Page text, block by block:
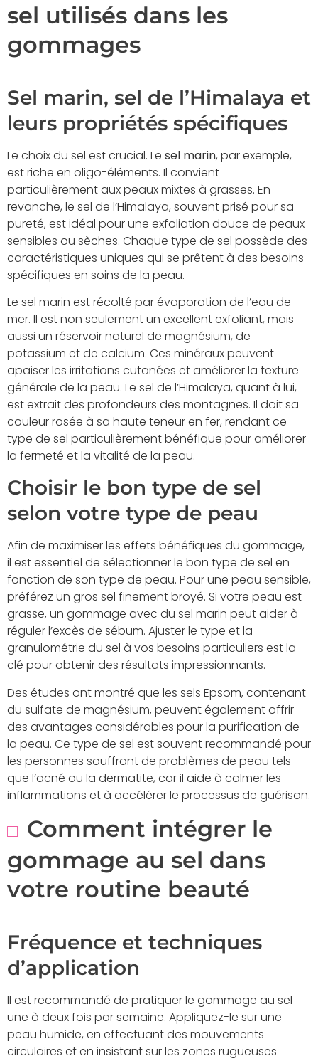
sel utilisés dans les
gommages
Sel marin, sel de l’Himalaya et
leurs propriétés spécifiques
Le choix du sel est crucial. Le sel marin, par exemple,
est riche en oligo-éléments. Il convient
particulièrement aux peaux mixtes à grasses. En
revanche, le sel de l’Himalaya, souvent prisé pour sa
pureté, est idéal pour une exfoliation douce de peaux
sensibles ou sèches. Chaque type de sel possède des
caractéristiques uniques qui se prêtent à des besoins
spécifiques en soins de la peau.
Le sel marin est récolté par évaporation de l’eau de
mer. Il est non seulement un excellent exfoliant, mais
aussi un réservoir naturel de magnésium, de
potassium et de calcium. Ces minéraux peuvent
apaiser les irritations cutanées et améliorer la texture
générale de la peau. Le sel de l’Himalaya, quant à lui,
est extrait des profondeurs des montagnes. Il doit sa
couleur rosée à sa haute teneur en fer, rendant ce
type de sel particulièrement bénéfique pour améliorer
la fermeté et la vitalité de la peau.
Choisir le bon type de sel
selon votre type de peau
Afin de maximiser les effets bénéfiques du gommage,
il est essentiel de sélectionner le bon type de sel en
fonction de son type de peau. Pour une peau sensible,
préférez un gros sel finement broyé. Si votre peau est
grasse, un gommage avec du sel marin peut aider à
réguler l’excès de sébum. Ajuster le type et la
granulométrie du sel à vos besoins particuliers est la
clé pour obtenir des résultats impressionnants.
Des études ont montré que les sels Epsom, contenant
du sulfate de magnésium, peuvent également offrir
des avantages considérables pour la purification de
la peau. Ce type de sel est souvent recommandé pour
les personnes souffrant de problèmes de peau tels
que l’acné ou la dermatite, car il aide à calmer les
inflammations et à accélérer le processus de guérison.
Comment intégrer le
gommage au sel dans
votre routine beauté
Fréquence et techniques
d’application
Il est recommandé de pratiquer le gommage au sel
une à deux fois par semaine. Appliquez-le sur une
peau humide, en effectuant des mouvements
circulaires et en insistant sur les zones rugueuses